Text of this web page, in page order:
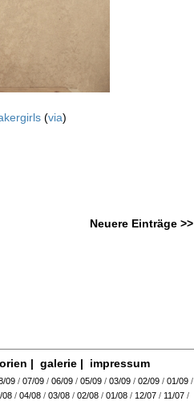
(via)
Neuere Einträge >>
| galerie| impressum
09 / 07/09 / 06/09 / 05/09 / 03/09 / 02/09 / 01/09 /
08 / 04/08 / 03/08 / 02/08 / 01/08 / 12/07 / 11/07 /